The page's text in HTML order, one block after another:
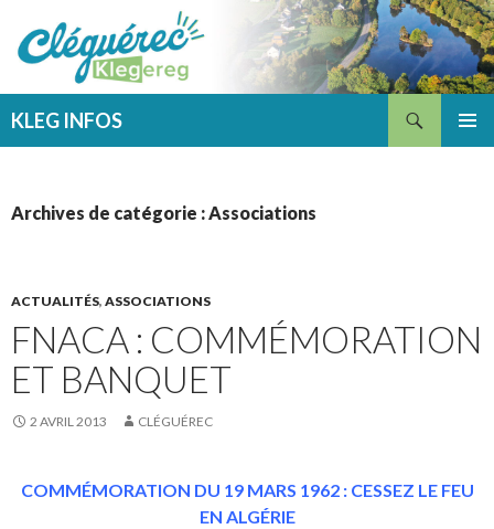
KLEG INFOS
Archives de catégorie : Associations
ACTUALITÉS, ASSOCIATIONS
FNACA : COMMÉMORATION
ET BANQUET
2 AVRIL 2013 CLÉGUÉREC
COMMÉMORATION DU 19 MARS 1962 : CESSEZ LE FEU
EN ALGÉRIE